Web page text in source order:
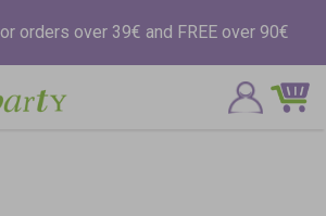
orders over 39€ and FREE over 90€